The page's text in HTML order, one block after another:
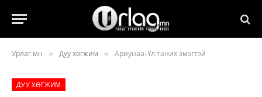
Урлаг.мн » Дуу хөгжим » Ариунаа-Үл таних эмэгтэй
ДУУ ХӨГЖИМ